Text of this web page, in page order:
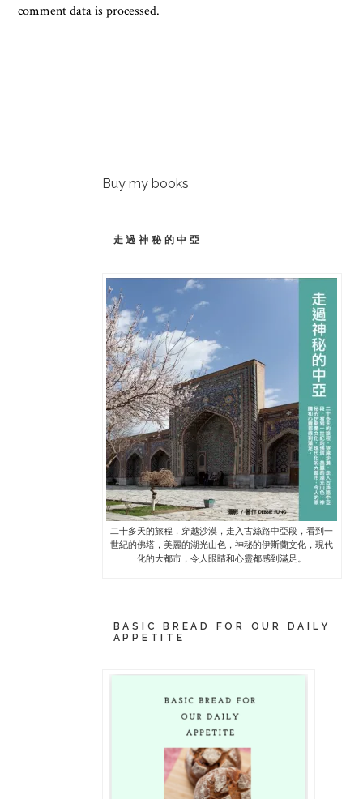
comment data is processed.
Buy my books
走過神秘的中亞
二十多天的旅程，穿越沙漠，走入古絲路中亞段，看到一
世紀的佛塔，美麗的湖光山色，神秘的伊斯蘭文化，現代
化的大都市，令人眼睛和心靈都感到滿足。
BASIC BREAD FOR OUR DAILY
APPETITE